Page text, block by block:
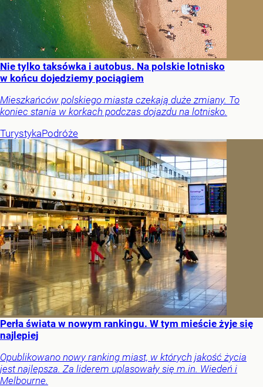
Nie tylko taksówka i autobus. Na polskie lotnisko
w końcu dojedziemy pociągiem
Mieszkańców polskiego miasta czekają duże zmiany. To
koniec stania w korkach podczas dojazdu na lotnisko.
TurystykaPodróże
Perła świata w nowym rankingu. W tym mieście żyje się
najlepiej
Opublikowano nowy ranking miast, w których jakość życia
jest najlepsza. Za liderem uplasowały się m.in. Wiedeń i
Melbourne.